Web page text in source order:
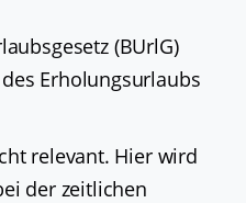
(BUrlG)
Erholungsurlaubs
relevant. Hier wird
der zeitlichen